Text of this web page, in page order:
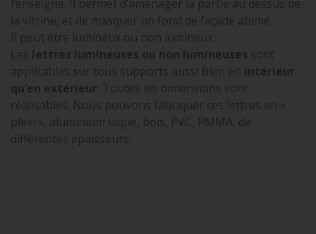
l’enseigne. Il permet d’aménager la partie au dessus de
la vitrine, et de masquer un fond de façade abimé.
Il peut être lumineux ou non lumineux.
Les lettres lumineuses ou non lumineuses sont
applicables sur tous supports aussi bien en intérieur
qu’en extérieur. Toutes les dimensions sont
réalisables. Nous pouvons fabriquer ces lettres en «
plexi », aluminium laqué, bois, PVC, PMMA, de
différentes épaisseurs.